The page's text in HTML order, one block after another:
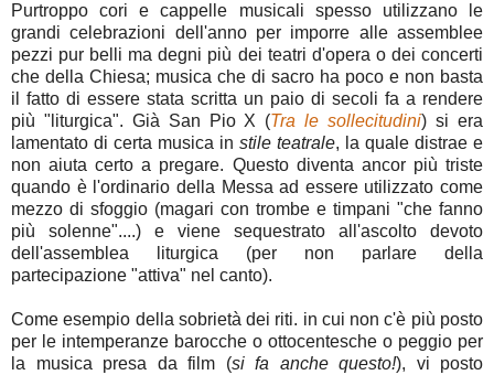
Purtroppo cori e cappelle musicali spesso utilizzano le
grandi celebrazioni dell'anno per imporre alle assemblee
pezzi pur belli ma degni più dei teatri d'opera o dei concerti
che della Chiesa; musica che di sacro ha poco e non basta
il fatto di essere stata scritta un paio di secoli fa a rendere
più "liturgica". Già San Pio X (Tra le sollecitudini) si era
lamentato di certa musica in stile teatrale, la quale distrae e
non aiuta certo a pregare. Questo diventa ancor più triste
quando è l'ordinario della Messa ad essere utilizzato come
mezzo di sfoggio (magari con trombe e timpani "che fanno
più solenne"....) e viene sequestrato all'ascolto devoto
dell'assemblea liturgica (per non parlare della
partecipazione "attiva" nel canto).
Come esempio della sobrietà dei riti. in cui non c'è più posto
per le intemperanze barocche o ottocentesche o peggio per
la musica presa da film (si fa anche questo!), vi posto